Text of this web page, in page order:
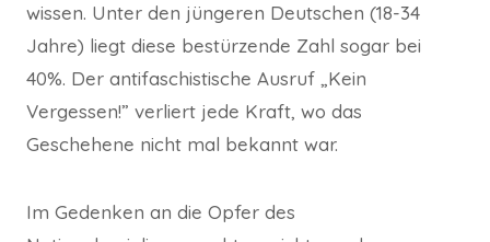
wissen. Unter den jüngeren Deutschen (18-34
Jahre) liegt diese bestürzende Zahl sogar bei
40%. Der antifaschistische Ausruf „Kein
Vergessen!” verliert jede Kraft, wo das
Geschehene nicht mal bekannt war.
Im Gedenken an die Opfer des